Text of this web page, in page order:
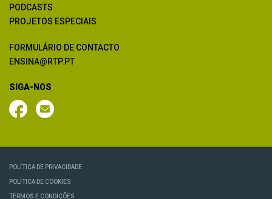
PODCASTS
PROJETOS ESPECIAIS
FORMULÁRIO DE CONTACTO
ENSINA@RTP.PT
SIGA-NOS
POLÍTICA DE PRIVACIDADE
POLÍTICA DE COOKIES
TERMOS E CONDIÇÕES